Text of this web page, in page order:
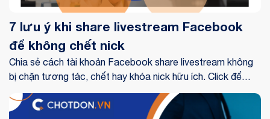
7 lưu ý khi share livestream Facebook
để không chết nick
Chia sẻ cách tài khoản Facebook share livestream không
bị chặn tương tác, chết hay khóa nick hữu ích. Click để
xem ngay!